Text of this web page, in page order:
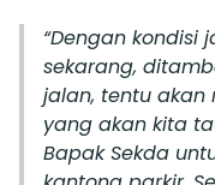
“Dengan kondisi
sekarang,
jalan, tentu akan
yang akan kita
Bapak Sekda